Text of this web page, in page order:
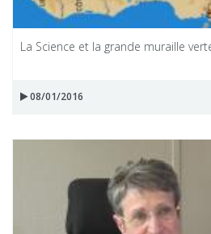
La Science et la grande muraille
08/01/2016